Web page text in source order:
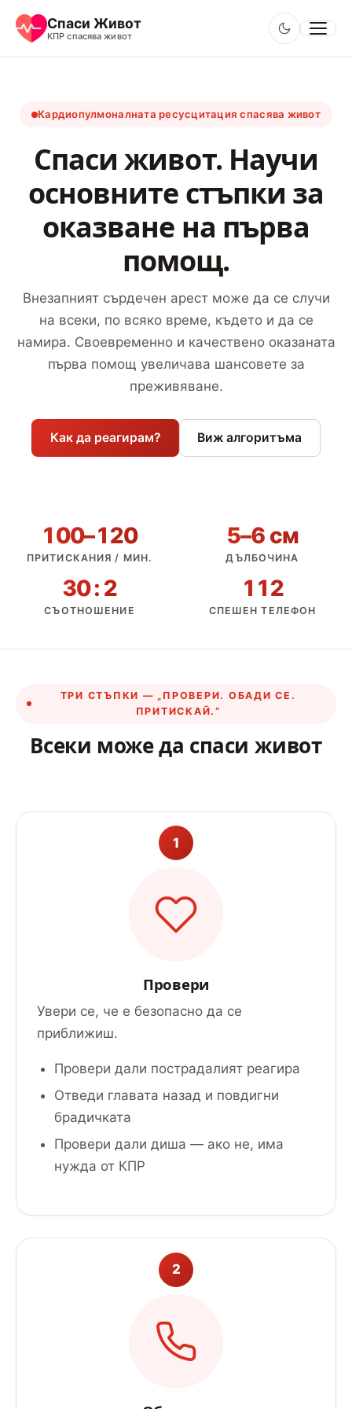
Спаси Живот
КПР спасява живот
Информационен портал
VFIB
Кардиопулмоналната ресусцитация спасява живот
Спаси живот. Научи
основните стъпки за
оказване на първа
помощ.
Внезапният сърдечен арест може да се случи
на всеки, по всяко време, където и да се
намира. Своевременно и качествено оказаната
първа помощ увеличава шансовете за
преживяване.
Как да реагирам? Виж алгоритъма
100–120
ПРИТИСКАНИЯ / МИН.
5–6 см
ДЪЛБОЧИНА
30 : 2
СЪОТНОШЕНИЕ
112
СПЕШЕН ТЕЛЕФОН
ТРИ СТЪПКИ — „ПРОВЕРИ. ОБАДИ СЕ.
ПРИТИСКАЙ.“
Всеки може да спаси живот
1
Провери
Увери се, че е безопасно да се
приближиш.
Провери дали пострадалият реагира
Отведи главата назад и повдигни
брадичката
Провери дали диша — ако не, има
нужда от КПР
2